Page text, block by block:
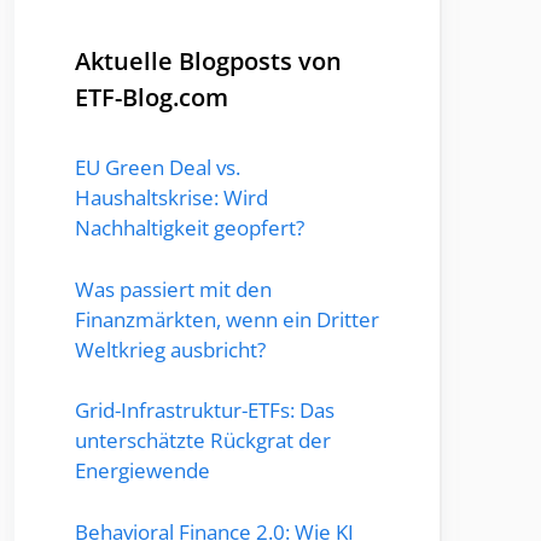
Aktuelle Blogposts von
ETF-Blog.com
EU Green Deal vs.
Haushaltskrise: Wird
Nachhaltigkeit geopfert?
Was passiert mit den
Finanzmärkten, wenn ein Dritter
Weltkrieg ausbricht?
Grid-Infrastruktur-ETFs: Das
unterschätzte Rückgrat der
Energiewende
Behavioral Finance 2.0: Wie KI